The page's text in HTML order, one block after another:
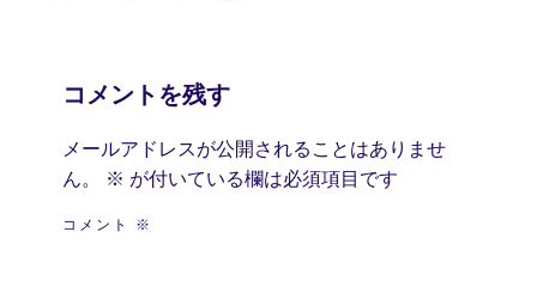
コメントを残す
メールアドレスが公開されることはありませ
ん。
※ が付いている欄は必須項目です
コメント ※